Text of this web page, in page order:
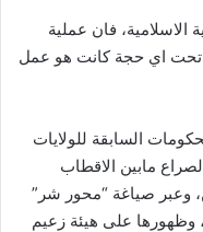
الاسلامية، فان عملية
تحت اي حجة كانت هو عمل
السابقة للولايات
مابين الاقطاب
وعبر صياغة “محور شر”
وظهورها على هيئة زعيم